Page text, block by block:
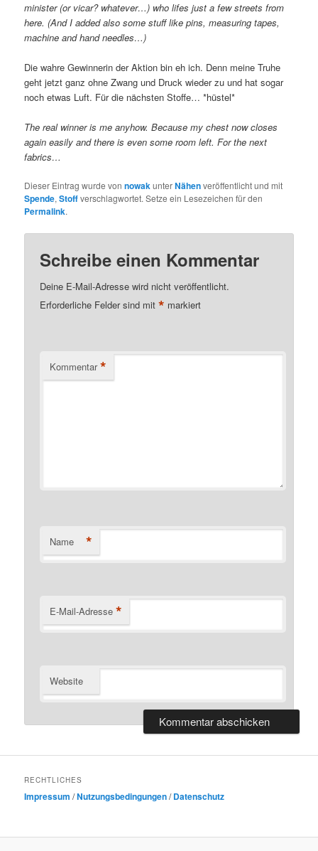
minister (or vicar? whatever…) who lifes just a few streets from
here. (And I added also some stuff like pins, measuring tapes,
machine and hand needles…)
Die wahre Gewinnerin der Aktion bin eh ich. Denn meine Truhe
geht jetzt ganz ohne Zwang und Druck wieder zu und hat sogar
noch etwas Luft. Für die nächsten Stoffe… *hüstel*
The real winner is me anyhow. Because my chest now closes
again easily and there is even some room left. For the next
fabrics…
Dieser Eintrag wurde vonnowakunterNähenveröffentlicht und mit
Spende,Stoffverschlagwortet. Setze ein Lesezeichen für den
Permalink.
Schreibe einen Kommentar
Deine E-Mail-Adresse wird nicht veröffentlicht.
Erforderliche Felder sind mit* markiert
Kommentar *
Name *
E-Mail-Adresse *
Website
RECHTLICHES
Impressum /Nutzungsbedingungen/Datenschutz